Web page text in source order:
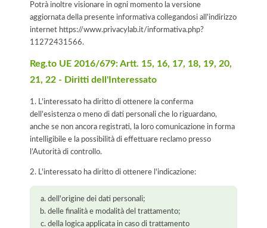
Potrà inoltre visionare in ogni momento la versione
aggiornata della presente informativa collegandosi all'indirizzo
internet https://www.privacylab.it/informativa.php?
11272431566.
Reg.to UE 2016/679: Artt. 15, 16, 17, 18, 19, 20,
21, 22 - Diritti dell'Interessato
1. L'interessato ha diritto di ottenere la conferma
dell'esistenza o meno di dati personali che lo riguardano,
anche se non ancora registrati, la loro comunicazione in forma
intelligibile e la possibilità di effettuare reclamo presso
l’Autorità di controllo.
2. L'interessato ha diritto di ottenere l'indicazione:
dell'origine dei dati personali;
delle finalità e modalità del trattamento;
della logica applicata in caso di trattamento